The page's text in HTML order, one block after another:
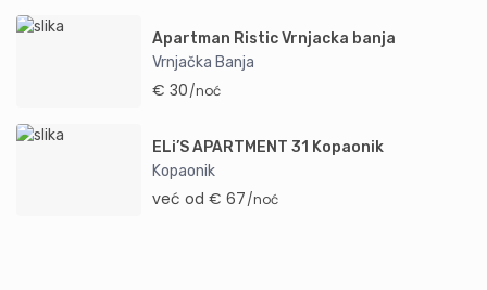
Apartman Ristic Vrnjacka banja
Vrnjačka Banja
€ 30/noć
ELi’S APARTMENT 31 Kopaonik
Kopaonik
već od € 67/noć